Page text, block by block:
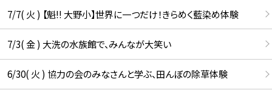
7/7( 火 ) 【魁!! 大野小】世界に一つだけ！きらめく藍染め体験
7/3( 金 ) 大洗の水族館で、みんなが大笑い
6/30( 火 ) 協力の会のみなさんと学ぶ、田んぼの除草体験